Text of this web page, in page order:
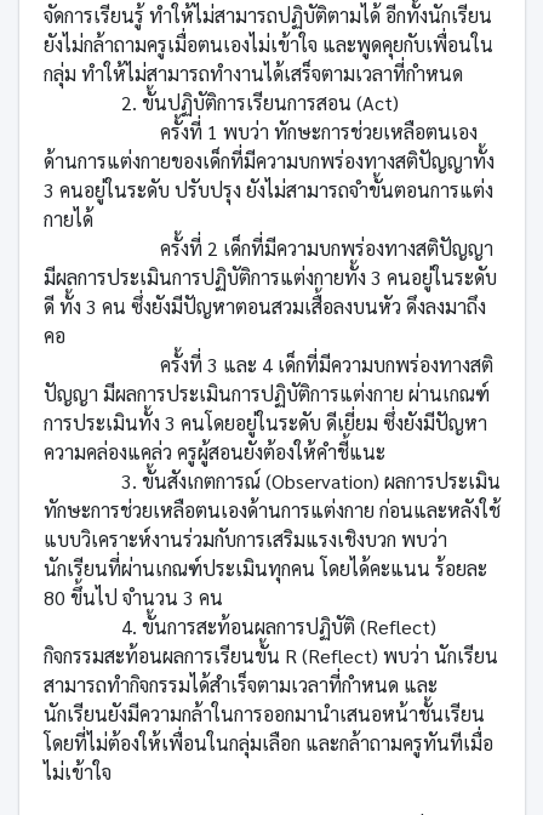
จัดการเรียนรู้ ทำให้ไม่สามารถปฏิบัติตามได้ อีกทั้งนักเรียน
ยังไม่กล้าถามครูเมื่อตนเองไม่เข้าใจ และพูดคุยกับเพื่อนใน
กลุ่ม ทำให้ไม่สามารถทำงานได้เสร็จตามเวลาที่กำหนด
2. ขั้นปฏิบัติการเรียนการสอน (Act)
ครั้งที่ 1 พบว่า ทักษะการช่วยเหลือตนเอง
ด้านการแต่งกายของเด็กที่มีความบกพร่องทางสติปัญญาทั้ง
3 คนอยู่ในระดับ ปรับปรุง ยังไม่สามารถจำขั้นตอนการแต่ง
กายได้
ครั้งที่ 2 เด็กที่มีความบกพร่องทางสติปัญญา
มีผลการประเมินการปฏิบัติการแต่งกายทั้ง 3 คนอยู่ในระดับ
ดี ทั้ง 3 คน ซึ่งยังมีปัญหาตอนสวมเสื้อลงบนหัว ดึงลงมาถึง
คอ
ครั้งที่ 3 และ 4 เด็กที่มีความบกพร่องทางสติ
ปัญญา มีผลการประเมินการปฏิบัติการแต่งกาย ผ่านเกณฑ์
การประเมินทั้ง 3 คนโดยอยู่ในระดับ ดีเยี่ยม ซึ่งยังมีปัญหา
ความคล่องแคล่ว ครูผู้สอนยังต้องให้คำชี้แนะ
3. ขั้นสังเกตการณ์ (Observation) ผลการประเมิน
ทักษะการช่วยเหลือตนเองด้านการแต่งกาย ก่อนและหลังใช้
แบบวิเคราะห์งานร่วมกับการเสริมแรงเชิงบวก พบว่า
นักเรียนที่ผ่านเกณฑ์ประเมินทุกคน โดยได้คะแนน ร้อยละ
80 ขึ้นไป จำนวน 3 คน
4. ขั้นการสะท้อนผลการปฏิบัติ (Reflect)
กิจกรรมสะท้อนผลการเรียนขั้น R (Reflect) พบว่า นักเรียน
สามารถทำกิจกรรมได้สำเร็จตามเวลาที่กำหนด และ
นักเรียนยังมีความกล้าในการออกมานำเสนอหน้าชั้นเรียน
โดยที่ไม่ต้องให้เพื่อนในกลุ่มเลือก และกล้าถามครูทันทีเมื่อ
ไม่เข้าใจ